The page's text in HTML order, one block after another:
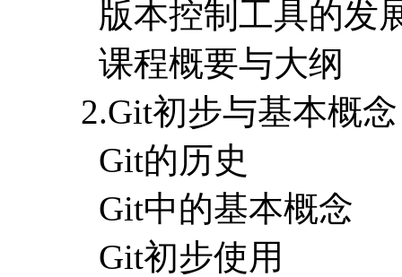
版本控制工具的发
课程概要与大纲
2.Git初步与基本概念
Git的历史
Git中的基本概念
Git初步使用